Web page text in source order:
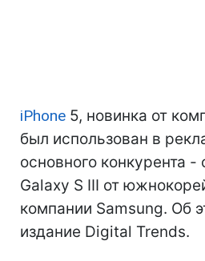
iPhone 5, новинка от
был использован в
основного конкурента -
Galaxy S III от
компании Samsung. Об
издание Digital Trends.